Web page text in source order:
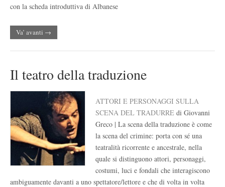
con la scheda introduttiva di Albanese
Va’ avanti →
Il teatro della traduzione
ATTORI E PERSONAGGI SULLA
SCENA DEL TRADURRE di Giovanni
Greco | La scena della traduzione è come
la scena del crimine: porta con sé una
teatralità ricorrente e ancestrale, nella
quale si distinguono attori, personaggi,
costumi, luci e fondali che interagiscono
ambiguamente davanti a uno spettatore/lettore e che di volta in volta